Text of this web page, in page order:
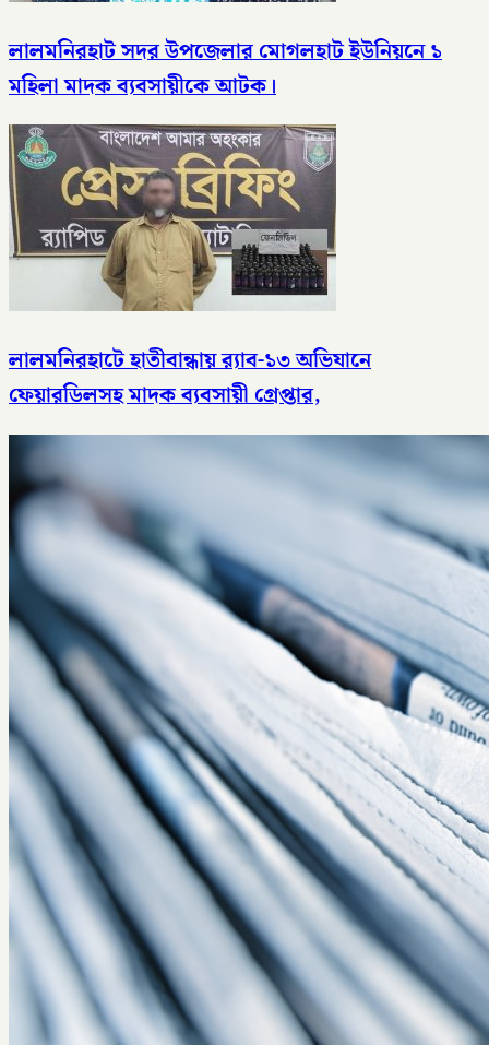
লালমনিরহাট সদর উপজেলার মোগলহাট ইউনিয়নে ১
মহিলা মাদক ব্যবসায়ীকে আটক।
লালমনিরহাটে হাতীবান্ধায় র‌্যাব-১৩ অভিযানে
ফেয়ারডিলসহ মাদক ব্যবসায়ী গ্রেপ্তার,